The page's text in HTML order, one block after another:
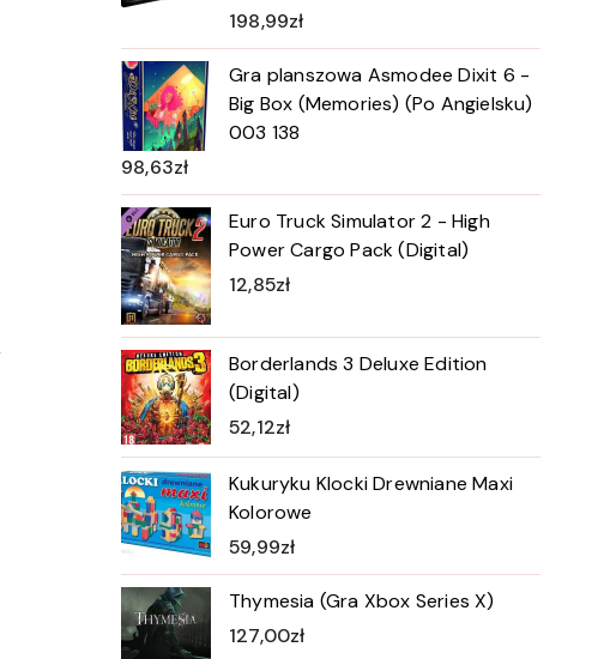
198,99zł
Gra planszowa Asmodee Dixit 6 -
Big Box (Memories) (Po Angielsku)
003 138
98,63zł
Euro Truck Simulator 2 - High
Power Cargo Pack (Digital)
12,85zł
Borderlands 3 Deluxe Edition
(Digital)
52,12zł
Kukuryku Klocki Drewniane Maxi
Kolorowe
59,99zł
Thymesia (Gra Xbox Series X)
127,00zł